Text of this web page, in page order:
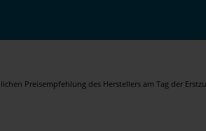
Preisempfehlung des Herstellers am Tag der